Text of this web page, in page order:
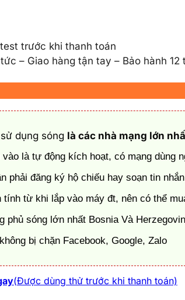
trước khi thanh toán
– Giao hàng tận tay – Bảo hành 12
dụng sóng là các nhà mạng lớn
vào là tự động kích hoạt, có mạng dùng
phải đăng ký hộ chiếu hay soạn tin
tính từ khi lắp vào máy đt, nên có thể
phủ sóng lớn nhất Bosnia Và
bị chặn Facebook, Google, Zalo
(Được dùng thử trước khi thanh toán)